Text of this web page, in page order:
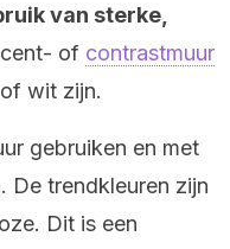
van sterke,
of contrastmuur
wit zijn.
gebruiken en met
De trendkleuren zijn
Dit is een